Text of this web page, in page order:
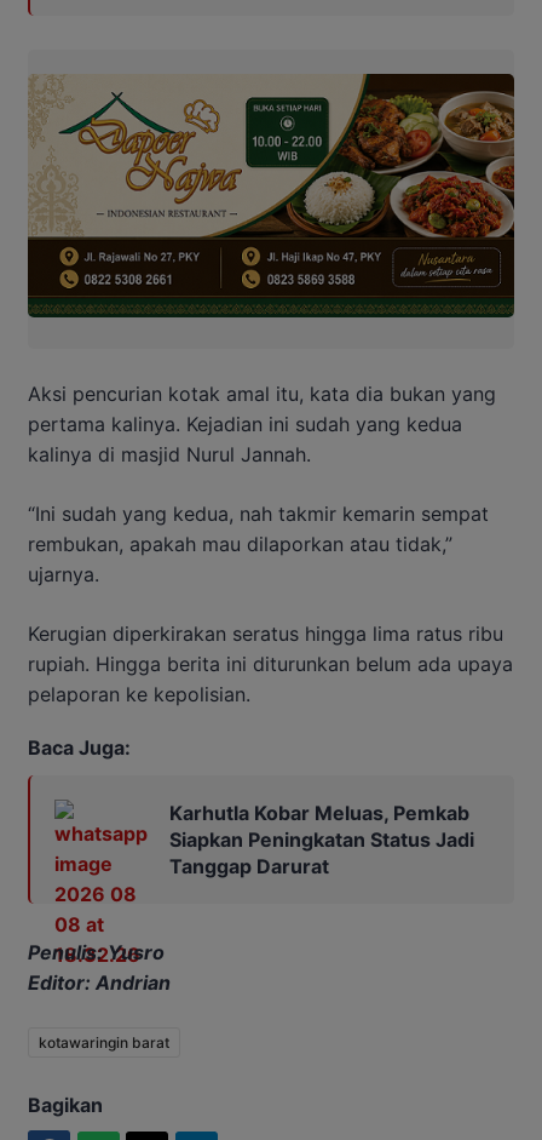
Aksi pencurian kotak amal itu, kata dia bukan yang
pertama kalinya. Kejadian ini sudah yang kedua
kalinya di masjid Nurul Jannah.
“Ini sudah yang kedua, nah takmir kemarin sempat
rembukan, apakah mau dilaporkan atau tidak,”
ujarnya.
Kerugian diperkirakan seratus hingga lima ratus ribu
rupiah. Hingga berita ini diturunkan belum ada upaya
pelaporan ke kepolisian.
Baca Juga:
Karhutla Kobar Meluas, Pemkab
Siapkan Peningkatan Status Jadi
Tanggap Darurat
Penulis: Yusro
Editor: Andrian
kotawaringin barat
Bagikan